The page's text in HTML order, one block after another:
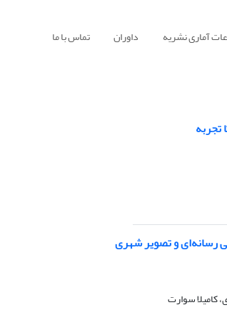
آماری نشریه داوران تماس با ما
تجربه
رسانه‌ای و تصویر شهری
کامیلا سوارت